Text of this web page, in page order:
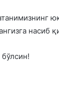
насиб